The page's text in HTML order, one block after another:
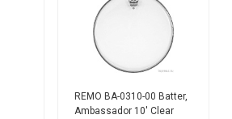
REMO BA-0310-00 Batter,
Ambassador 10' Clear